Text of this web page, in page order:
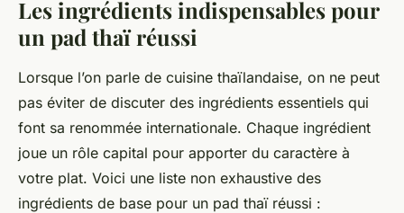
Les ingrédients indispensables pour
un pad thaï réussi
Lorsque l’on parle de cuisine thaïlandaise, on ne peut
pas éviter de discuter des ingrédients essentiels qui
font sa renommée internationale. Chaque ingrédient
joue un rôle capital pour apporter du caractère à
votre plat. Voici une liste non exhaustive des
ingrédients de base pour un pad thaï réussi :